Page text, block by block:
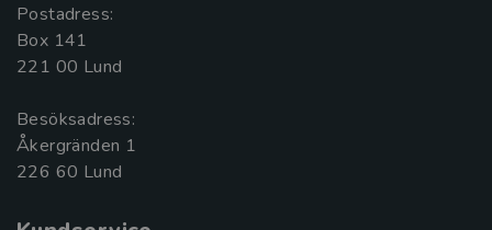
Postadress:
Box 141
221 00 Lund
Besöksadress:
Åkergränden 1